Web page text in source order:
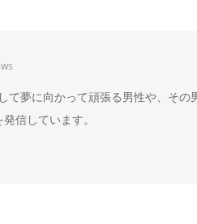
て夢に向かって頑張る男性や、その
信しています。